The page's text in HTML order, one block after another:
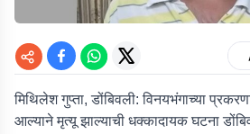
मिथिलेश गुप्ता, डोंबिवली: विनयभंगाच्या
आल्याने मृत्यू झाल्याची धक्कादायक घटना